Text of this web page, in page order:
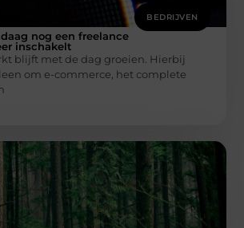
BEDRIJVEN
nog een freelance
inschakelt
blijft met de dag groeien. Hierbij
om e-commerce, het complete